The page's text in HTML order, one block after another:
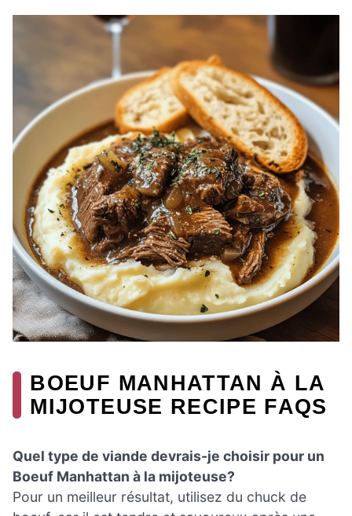
BOEUF MANHATTAN À LA
MIJOTEUSE RECIPE FAQS
Quel type de viande devrais-je choisir pour un
Boeuf Manhattan à la mijoteuse?
Pour un meilleur résultat, utilisez du chuck de